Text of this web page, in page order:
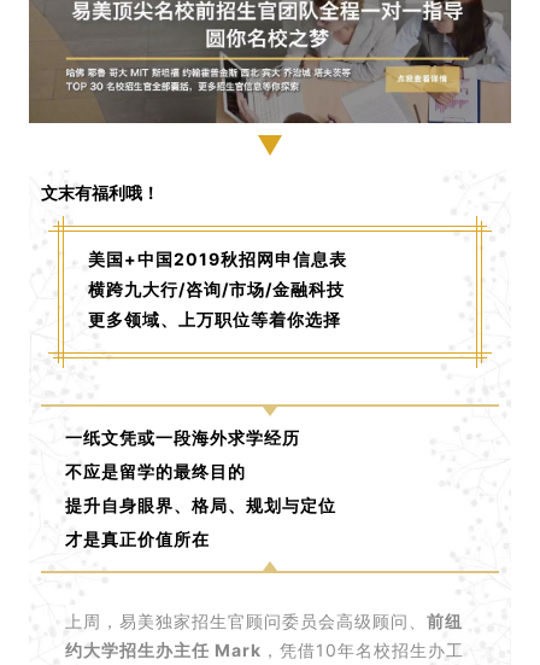
文末有福利哦！
美国+中国2019秋招网申信息表
横跨九大行/咨询/市场/金融科技
更多领域、上万职位等着你选择
一纸文凭或一段海外求学经历
不应是留学的最终目的
提升自身眼界、格局、规划与定位
才是真正价值所在
上周，易美独家招生官顾问委员会高级顾问、 前纽
约大学招生办主任 Mark ，凭借10年名校招生办工